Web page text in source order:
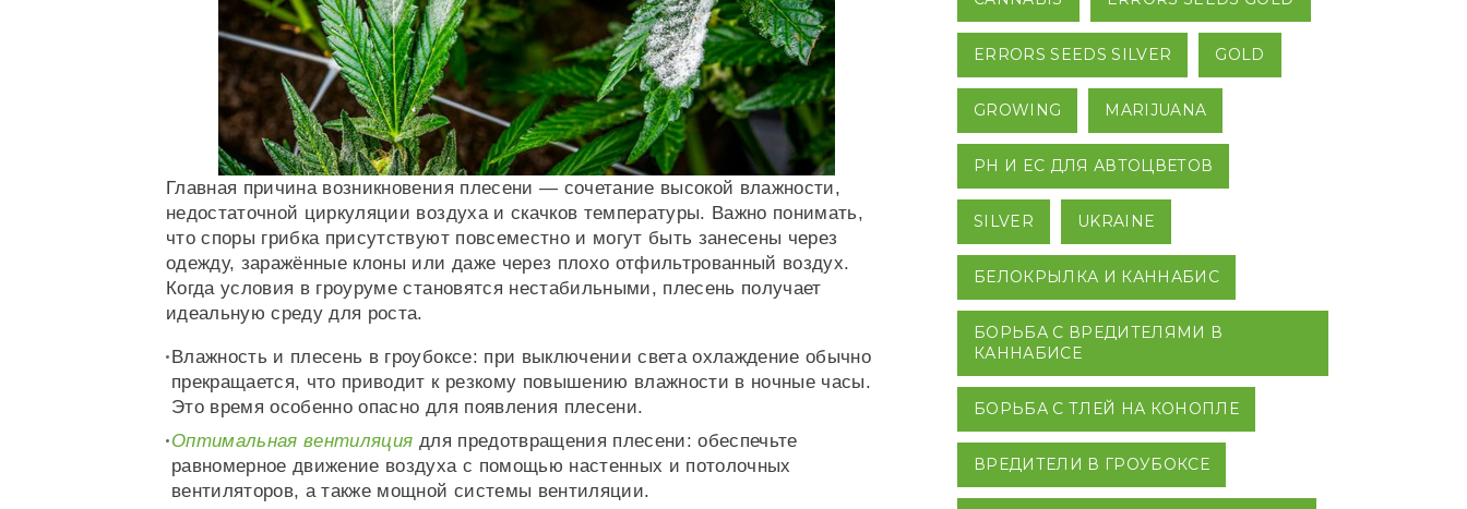
Главная причина возникновения плесени — сочетание высокой влажности,
недостаточной циркуляции воздуха и скачков температуры. Важно понимать,
что споры грибка присутствуют повсеместно и могут быть занесены через
одежду, заражённые клоны или даже через плохо отфильтрованный воздух.
Когда условия в гроуруме становятся нестабильными, плесень получает
идеальную среду для роста.
Влажность и плесень в гроубоксе: при выключении света охлаждение обычно
прекращается, что приводит к резкому повышению влажности в ночные часы.
Это время особенно опасно для появления плесени.
Оптимальная вентиляция для предотвращения плесени: обеспечьте
равномерное движение воздуха с помощью настенных и потолочных
вентиляторов, а также мощной системы вентиляции.
ERRORS SEEDS SILVER GOLD
GROWING MARIJUANA
PH И EC ДЛЯ АВТОЦВЕТОВ
SILVER UKRAINE
БЕЛОКРЫЛКА И КАННАБИС
БОРЬБА С ВРЕДИТЕЛЯМИ В
КАННАБИСЕ
БОРЬБА С ТЛЕЙ НА КОНОПЛЕ
ВРЕДИТЕЛИ В ГРОУБОКСЕ